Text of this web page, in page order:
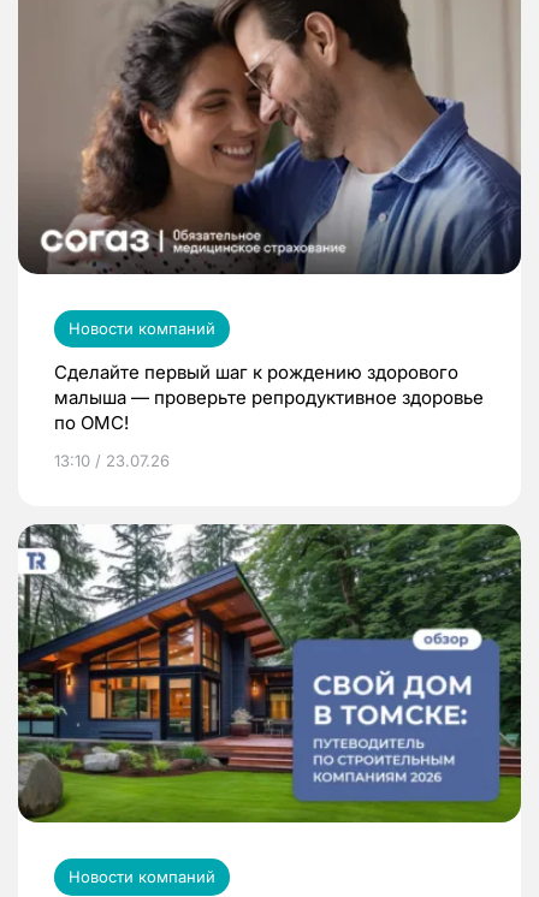
Новости компаний
Сделайте первый шаг к рождению здорового
малыша — проверьте репродуктивное здоровье
по ОМС!
13:10 / 23.07.26
Новости компаний